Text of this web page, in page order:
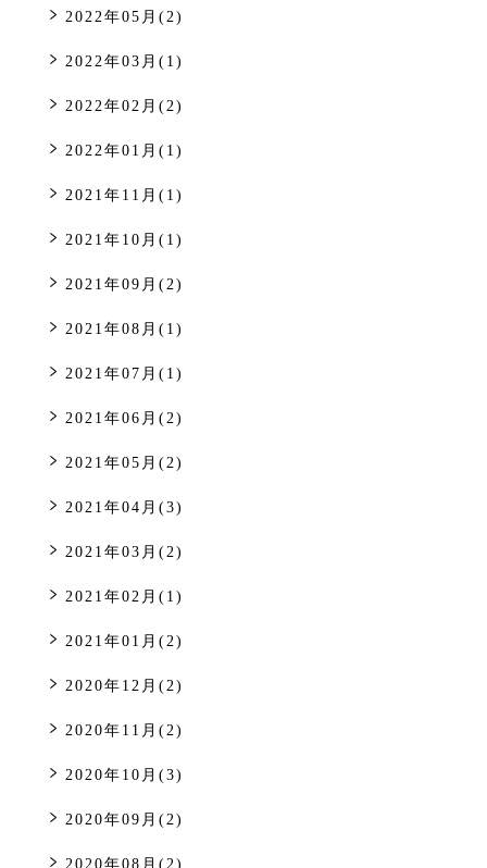
2022年05月(2)
2022年03月(1)
2022年02月(2)
2022年01月(1)
2021年11月(1)
2021年10月(1)
2021年09月(2)
2021年08月(1)
2021年07月(1)
2021年06月(2)
2021年05月(2)
2021年04月(3)
2021年03月(2)
2021年02月(1)
2021年01月(2)
2020年12月(2)
2020年11月(2)
2020年10月(3)
2020年09月(2)
2020年08月(2)